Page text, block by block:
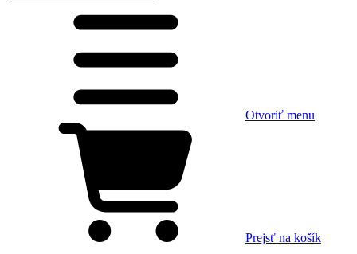
Otvoriť menu
Prejsť na košík